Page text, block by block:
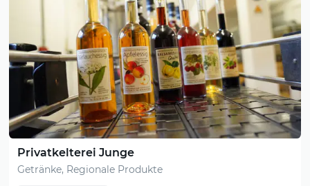
Privatkelterei Junge
Getränke, Regionale Produkte